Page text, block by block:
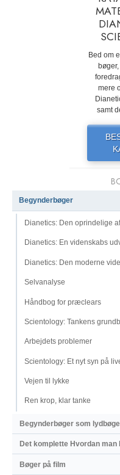
Bed om
mere
samt
Begynderbøger
Dianetics: Den oprindelige
Dianetics: En videnskabs
Dianetics: Den moderne
Selvanalyse
Håndbog for præclears
Scientology: Tankens
Arbejdets problemer
Scientology: Et nyt syn på
Vejen til lykke
Ren krop, klar tanke
Begynderbøger som
Det komplette Hvordan
Bøger på film